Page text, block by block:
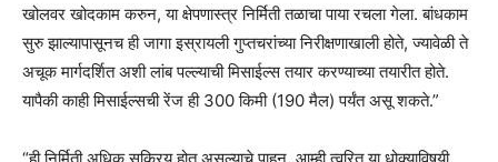
खोलवर खोदकाम करुन, या क्षेपणास्त्र निर्मिती तळाचा पाया रचला गेला. बांधकाम
सुरु झाल्यापासूनच ही जागा इस्रायली गुप्तचरांच्या निरीक्षणाखाली होते, ज्यावेळी ते
अचूक मार्गदर्शित अशी लांब पल्ल्याची मिसाईल्स तयार करण्याच्या तयारीत होते.
यापैकी काही मिसाईल्सची रेंज ही 300 किमी (190 मैल) पर्यंत असू शकते.”